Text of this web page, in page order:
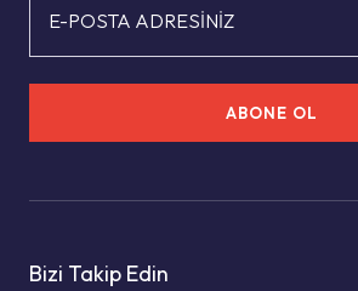
E-POSTA ADRESİNİZ
ABONE OL
Bizi Takip Edin